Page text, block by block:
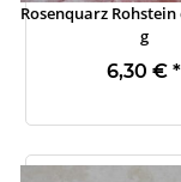
Rosenquarz Rohstein
g
6,30 € *